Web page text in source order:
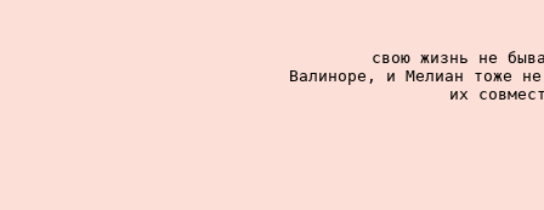
свою жизнь не
Валиноре, и Мелиан тоже
их